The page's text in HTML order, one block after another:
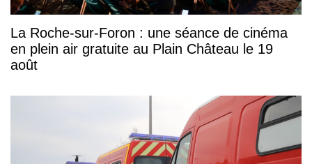
La Roche-sur-Foron : une séance de cinéma
en plein air gratuite au Plain Château le 19
août